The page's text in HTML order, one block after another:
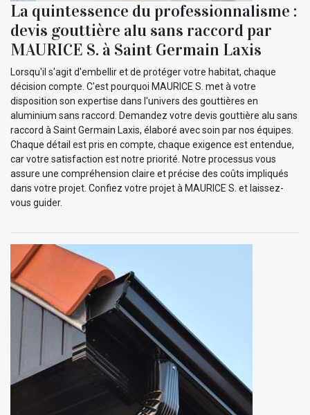
La quintessence du professionnalisme :
devis gouttière alu sans raccord par
MAURICE S. à Saint Germain Laxis
Lorsqu'il s'agit d'embellir et de protéger votre habitat, chaque
décision compte. C'est pourquoi MAURICE S. met à votre
disposition son expertise dans l'univers des gouttières en
aluminium sans raccord. Demandez votre devis gouttière alu sans
raccord à Saint Germain Laxis, élaboré avec soin par nos équipes.
Chaque détail est pris en compte, chaque exigence est entendue,
car votre satisfaction est notre priorité. Notre processus vous
assure une compréhension claire et précise des coûts impliqués
dans votre projet. Confiez votre projet à MAURICE S. et laissez-
vous guider.